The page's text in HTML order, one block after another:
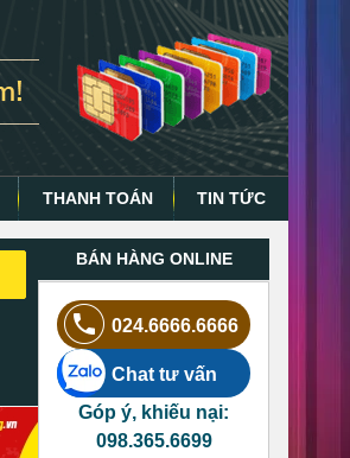
THANH TOÁN TIN TỨC
BÁN HÀNG ONLINE
024.6666.6666
Chat tư vấn
Góp ý, khiếu nại:
098.365.6699